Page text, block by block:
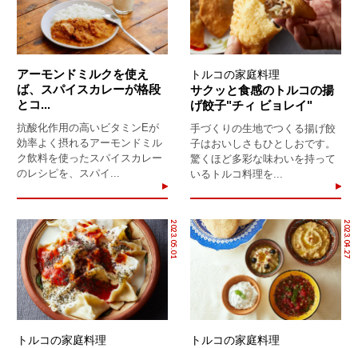
アーモンドミルクを使え
ば、スパイスカレーが格段
とコ...
抗酸化作用の高いビタミンEが
効率よく摂れるアーモンドミル
ク飲料を使ったスパイスカレー
のレシピを、スパイ...
トルコの家庭料理
サクッと食感のトルコの揚
げ餃子"チィ ビョレイ"
手づくりの生地でつくる揚げ餃
子はおいしさもひとしおです。
驚くほど多彩な味わいを持って
いるトルコ料理を...
2023.05.01
トルコの家庭料理
2023.04.27
トルコの家庭料理